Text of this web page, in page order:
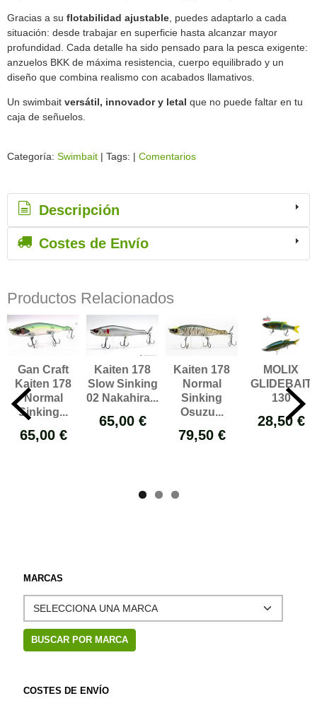
MARCAS
COSTES DE ENVÍO
Gracias a su flotabilidad ajustable, puedes adaptarlo a cada
situación: desde trabajar en superficie hasta alcanzar mayor
profundidad. Cada detalle ha sido pensado para la pesca exigente:
anzuelos BKK de máxima resistencia, cuerpo equilibrado y un
diseño que combina realismo con acabados llamativos.
Un swimbait versátil, innovador y letal que no puede faltar en tu
caja de señuelos.
Categoría: Swimbait | Tags: | Comentarios
Descripción
Costes de Envío
Productos Relacionados
Gan Craft
Kaiten 178
Normal
Sinking...
65,00 €
Kaiten 178
Slow Sinking
02 Nakahira...
65,00 €
Kaiten 178
Normal
Sinking
Osuzu...
79,50 €
MOLIX
GLIDEBAIT
130
28,50 €